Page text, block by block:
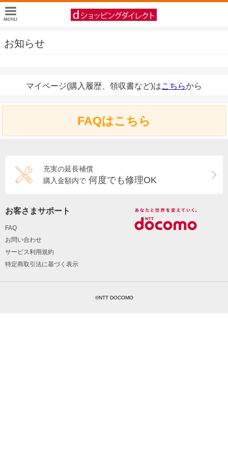
お知らせ
マイページ(購入履歴、領収書など)はこちらから
FAQはこちら
充実の延長補償
購入金額内で 何度でも修理OK
お客さまサポート
FAQ
お問い合わせ
サービス利用規約
特定商取引法に基づく表示
©NTT DOCOMO